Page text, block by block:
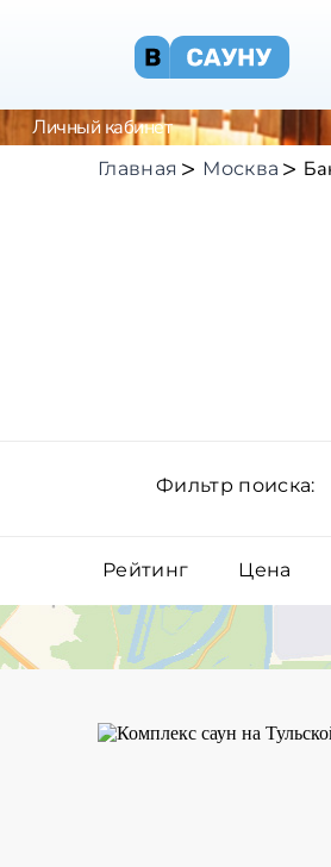
Личный кабинет
Главная Москва
Фильтр поиска:
Рейтинг Цена